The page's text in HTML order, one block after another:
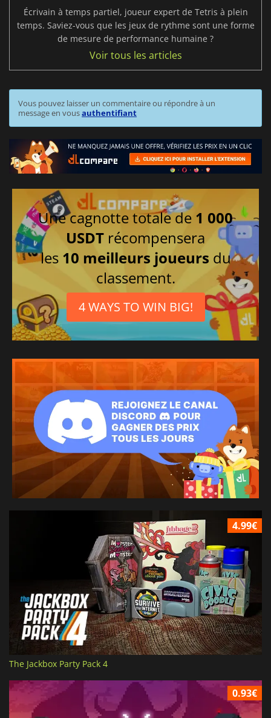
Écrivain à temps partiel, joueur expert de Tetris à plein
temps. Saviez-vous que les jeux de rythme sont une forme
de mesure de performance humaine ?
Voir tous les articles
Vous pouvez laisser un commentaire ou répondre à un
message en vousauthentifiant
Une cagnotte totale de 1 000
USDT récompensera
les 10 meilleurs joueurs du
classement.
4 WAYS TO WIN BIG!
4.99€
The Jackbox Party Pack 4
0.93€